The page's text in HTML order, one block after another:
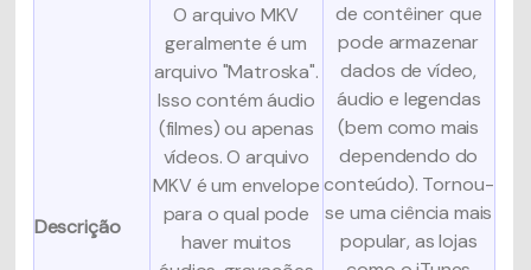
Descrição
O arquivo MKV
geralmente é um
arquivo "Matroska".
Isso contém áudio
(filmes) ou apenas
vídeos. O arquivo
MKV é um envelope
para o qual pode
haver muitos
de contêiner que
pode armazenar
dados de vídeo,
áudio e legendas
(bem como mais
dependendo do
conteúdo). Tornou-
se uma ciência mais
popular, as lojas